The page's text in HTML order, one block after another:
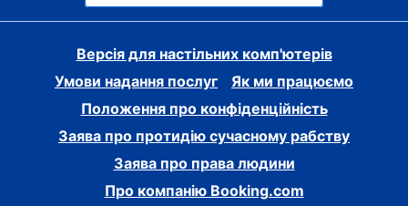
Версія для настільних комп'ютерів
Умови надання послуг
Як ми працюємо
Положення про конфіденційність
Заява про протидію сучасному рабству
Заява про права людини
Про компанію Booking.com